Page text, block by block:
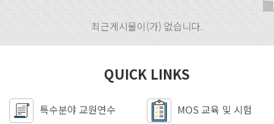
최근게시물이(가) 없습니다.
QUICK LINKS
특수분야 교원연수 MOS 교육 및 시험